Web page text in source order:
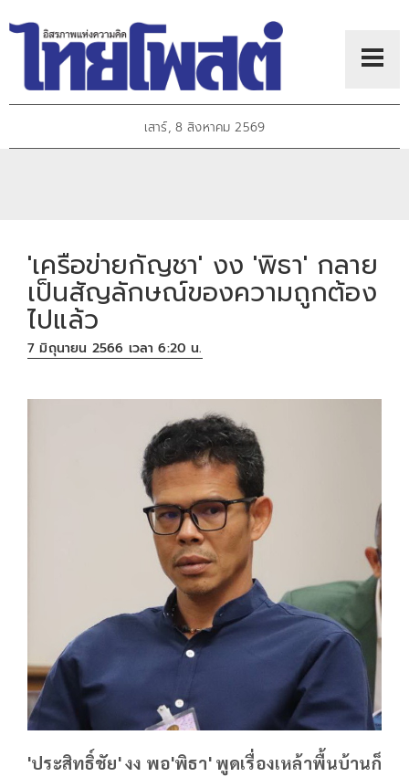
เสาร์, 8 สิงหาคม 2569
'เครือข่ายกัญชา' งง 'พิธา' กลาย
เป็นสัญลักษณ์ของความถูกต้อง
ไปแล้ว
7 มิถุนายน 2566 เวลา 6:20 น.
'ประสิทธิ์ชัย' งง พอ'พิธา' พูดเรื่องเหล้าพื้นบ้านก็